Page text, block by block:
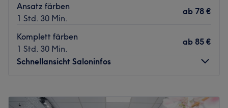
Ansatz färben
1 Std. 30 Min.
ab 78 €
Komplett färben
1 Std. 30 Min.
ab 85 €
Schnellansicht Saloninfos
Dienstag
10:00
18:00